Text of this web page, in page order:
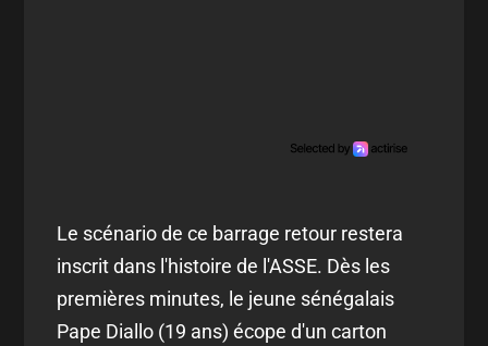
Le scénario de ce barrage retour restera
inscrit dans l'histoire de l'ASSE. Dès les
premières minutes, le jeune sénégalais
Pape Diallo (19 ans) écope d'un carton